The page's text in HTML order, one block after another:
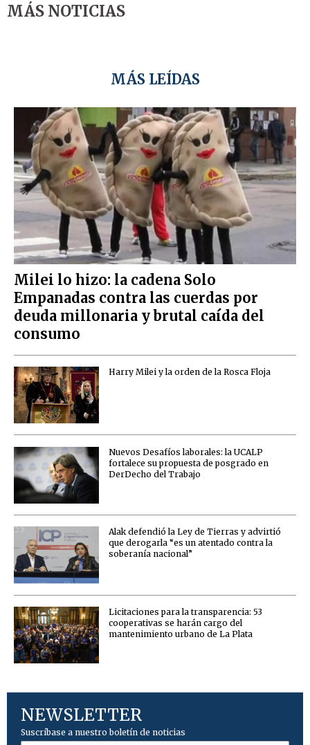
MÁS NOTICIAS
MÁS LEÍDAS
Milei lo hizo: la cadena Solo
Empanadas contra las cuerdas por
deuda millonaria y brutal caída del
consumo
Harry Milei y la orden de la Rosca Floja
Nuevos Desafíos laborales: la UCALP
fortalece su propuesta de posgrado en
DerDecho del Trabajo
Alak defendió la Ley de Tierras y advirtió
que derogarla “es un atentado contra la
soberanía nacional”
Licitaciones para la transparencia: 53
cooperativas se harán cargo del
mantenimiento urbano de La Plata
NEWSLETTER
Suscríbase a nuestro boletín de noticias